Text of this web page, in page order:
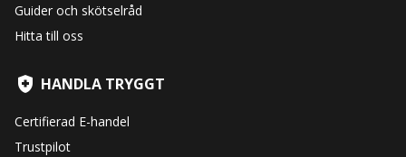
Guider och skötselråd
Hitta till oss
HANDLA TRYGGT
Certifierad E-handel
Trustpilot